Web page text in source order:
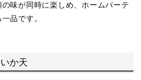
味が同時に楽しめ、ホームパーテ
品です。
か天